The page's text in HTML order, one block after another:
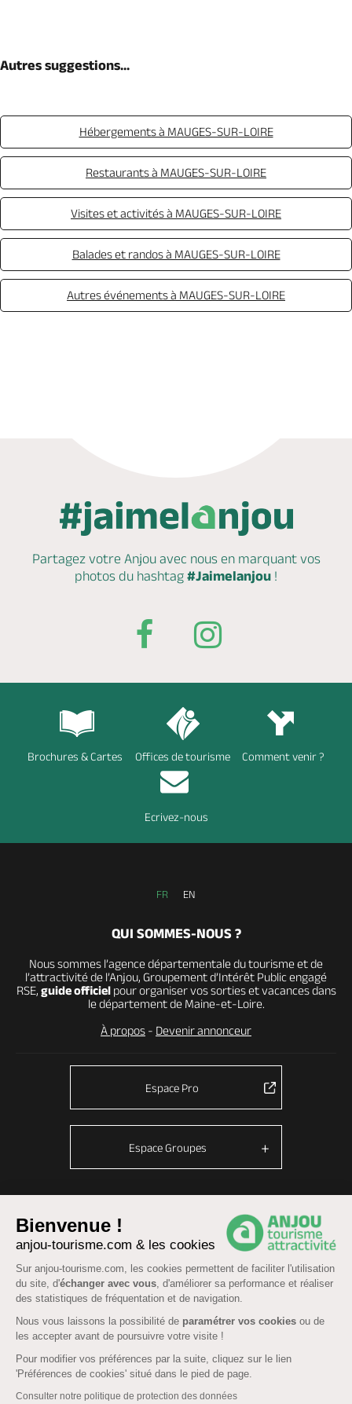
Bienvenue !
anjou-tourisme.com & les cookies
Sur anjou-tourisme.com, les cookies permettent de faciliter l'utilisation
du site, d'échanger avec vous, d'améliorer sa performance et réaliser
des statistiques de fréquentation et de navigation.
Nous vous laissons la possibilité de paramétrer vos cookies ou de
les accepter avant de poursuivre votre visite !
Pour modifier vos préférences par la suite, cliquez sur le lien
'Préférences de cookies' situé dans le pied de page.
Consulter notre politique de protection des données
Autres suggestions...
Hébergements à MAUGES-SUR-LOIRE
Restaurants à MAUGES-SUR-LOIRE
Visites et activités à MAUGES-SUR-LOIRE
Balades et randos à MAUGES-SUR-LOIRE
Autres événements à MAUGES-SUR-LOIRE
Partagez votre Anjou avec nous en marquantvos
photos du hashtag #Jaimelanjou !
Brochures & Cartes Offices de tourisme Comment venir ?
Ecrivez-nous
FR EN
QUI SOMMES-NOUS ?
Nous sommes l’agence départementale du tourisme et de
l’attractivité de l’Anjou, Groupement d’Intérêt Public engagé
RSE, guide officielpour organiser vos sorties et vacances dans
le département de Maine-et-Loire.
À propos - Devenir annonceur
Espace Pro
Espace Groupes
© Anjou tourisme 2026 - Fonctionnement du site
Mentions légales-Données personnelles-Cookies
CGU Réservation-Accessibilité : partiellement conforme